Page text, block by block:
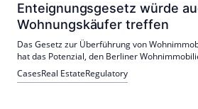
Enteignungsgesetz würde
Wohnungskäufer treffen
Das Gesetz zur Überführung von
hat das Potenzial, den Berliner
komplett zum Erliegen zu bringen, das sagt
Bottermann.
CasesReal EstateRegulatory